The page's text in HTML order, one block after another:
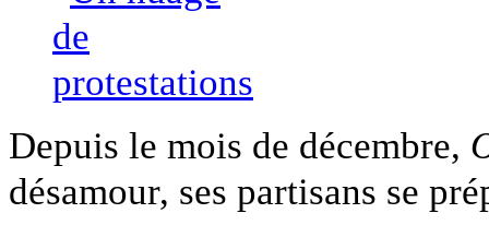
Depuis le mois de décembre,
désamour, ses partisans se